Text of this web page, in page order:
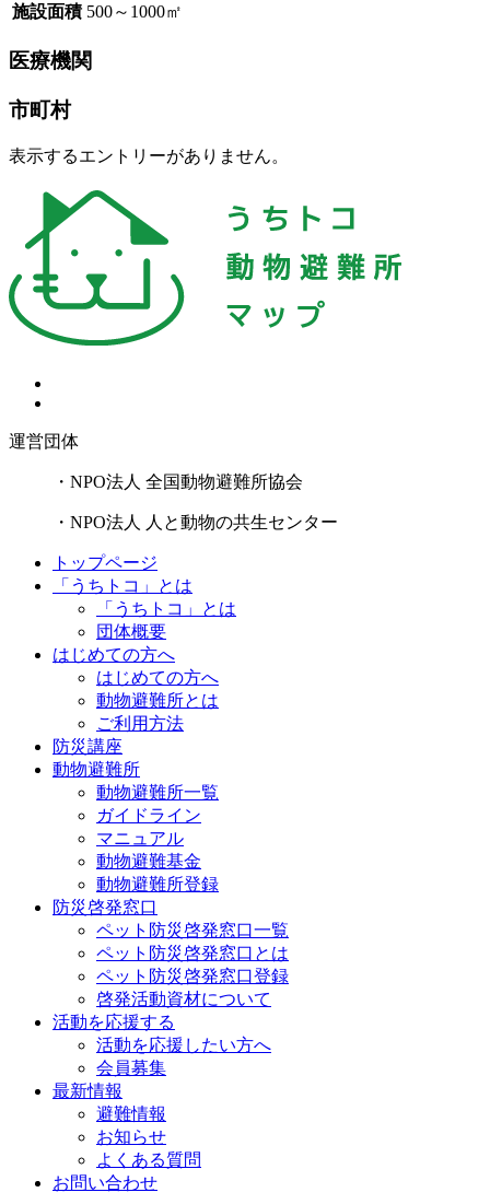
施設面積 500～1000㎡
医療機関
市町村
表示するエントリーがありません。
運営団体
・NPO法人 全国動物避難所協会
・NPO法人 人と動物の共生センター
トップページ
「うちトコ」とは
「うちトコ」とは
団体概要
はじめての方へ
はじめての方へ
動物避難所とは
ご利用方法
防災講座
動物避難所
動物避難所一覧
ガイドライン
マニュアル
動物避難基金
動物避難所登録
防災啓発窓口
ペット防災啓発窓口一覧
ペット防災啓発窓口とは
ペット防災啓発窓口登録
啓発活動資材について
活動を応援する
活動を応援したい方へ
会員募集
最新情報
避難情報
お知らせ
よくある質問
お問い合わせ